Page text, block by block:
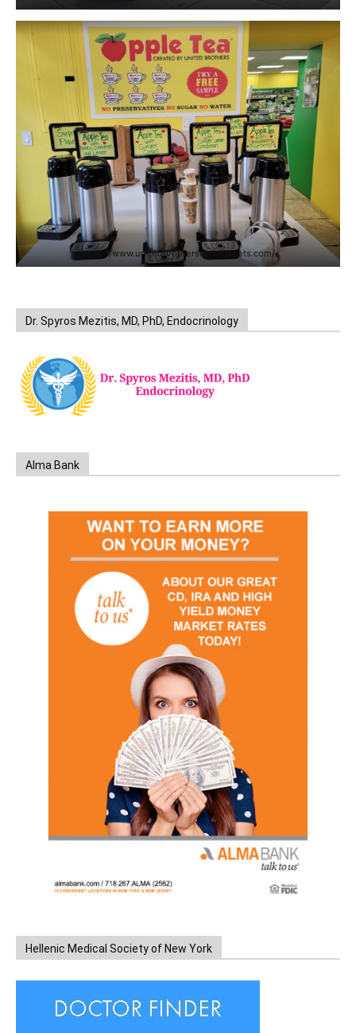
https://www.unitedbrothersfruitmarkets.com/
Dr. Spyros Mezitis, MD, PhD, Endocrinology
Alma Bank
Hellenic Medical Society of New York